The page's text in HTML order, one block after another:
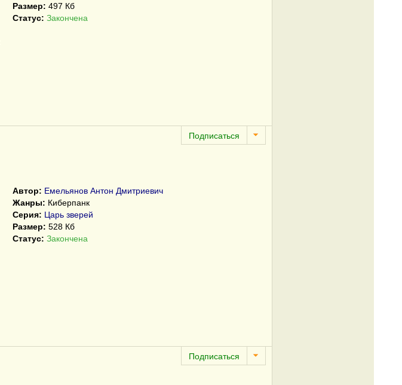
Размер: 497 Кб
Статус: Закончена
Автор: Емельянов Антон Дмитриевич
Жанры: Киберпанк
Серия: Царь зверей
Размер: 528 Кб
Статус: Закончена